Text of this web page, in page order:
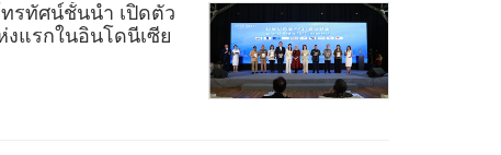
รทัศน์ชั้นนำ เปิดตัว
แรกในอินโดนีเซีย